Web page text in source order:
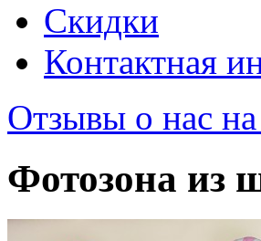
Скидки
Контактная
Отзывы о нас
Фотозона из